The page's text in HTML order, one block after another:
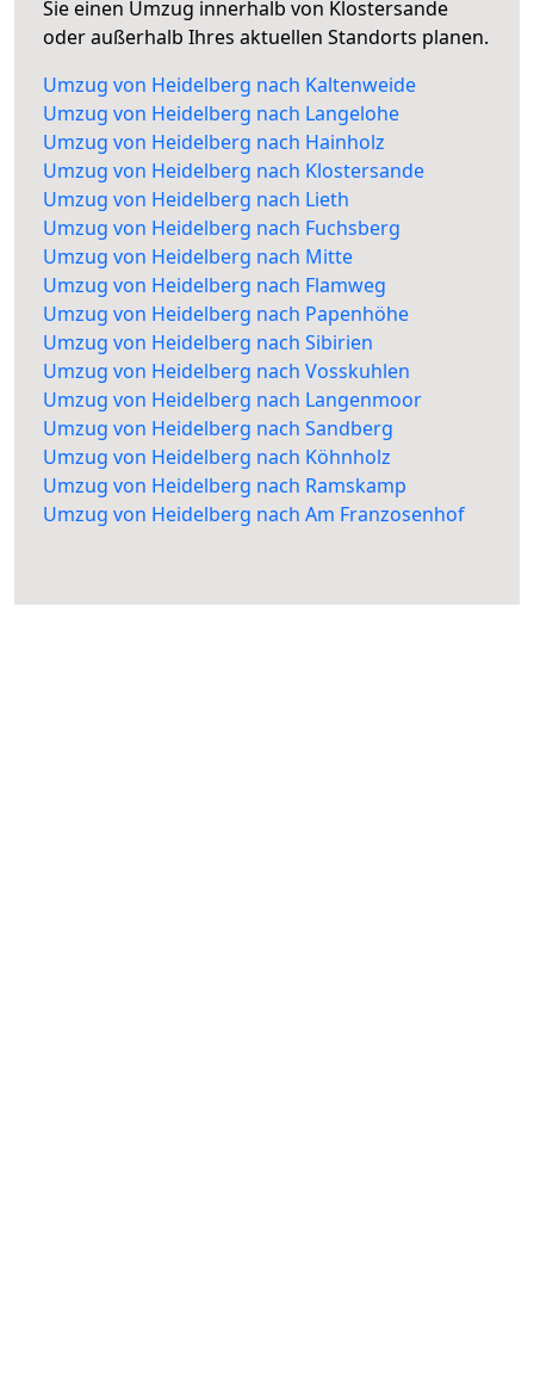
Sie einen Umzug innerhalb von Klostersande
oder außerhalb Ihres aktuellen Standorts planen.
Umzug von Heidelberg nach Kaltenweide
Umzug von Heidelberg nach Langelohe
Umzug von Heidelberg nach Hainholz
Umzug von Heidelberg nach Klostersande
Umzug von Heidelberg nach Lieth
Umzug von Heidelberg nach Fuchsberg
Umzug von Heidelberg nach Mitte
Umzug von Heidelberg nach Flamweg
Umzug von Heidelberg nach Papenhöhe
Umzug von Heidelberg nach Sibirien
Umzug von Heidelberg nach Vosskuhlen
Umzug von Heidelberg nach Langenmoor
Umzug von Heidelberg nach Sandberg
Umzug von Heidelberg nach Köhnholz
Umzug von Heidelberg nach Ramskamp
Umzug von Heidelberg nach Am Franzosenhof